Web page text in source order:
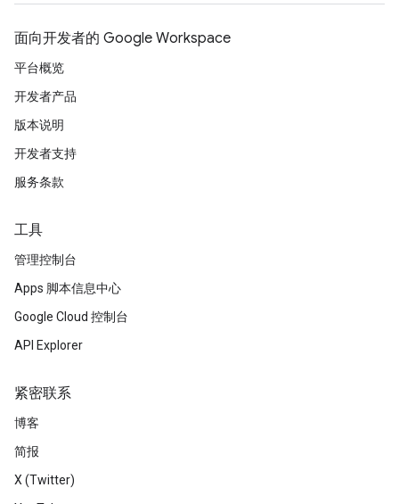
面向开发者的 Google Workspace
平台概览
开发者产品
版本说明
开发者支持
服务条款
工具
管理控制台
Apps 脚本信息中心
Google Cloud 控制台
API Explorer
紧密联系
博客
简报
X (Twitter)